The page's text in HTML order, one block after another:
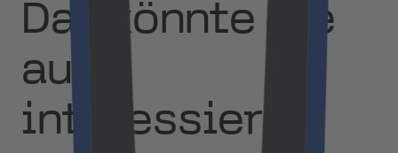
Das könnte Sie
auch
interessieren